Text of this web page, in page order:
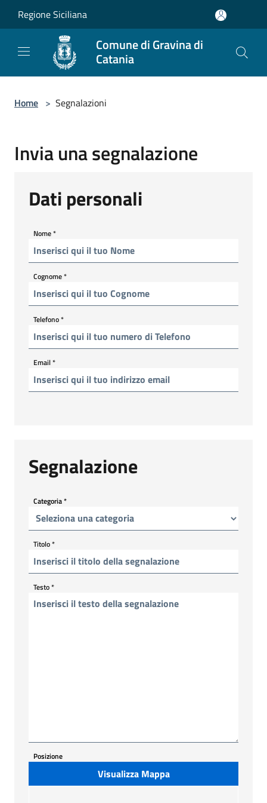
Regione Siciliana
Comune di Gravina di
Catania
Home > Segnalazioni
Invia una segnalazione
Dati personali
Nome*
Cognome*
Telefono*
Email*
Segnalazione
Categoria*
Titolo*
Testo*
Posizione
Visualizza Mappa